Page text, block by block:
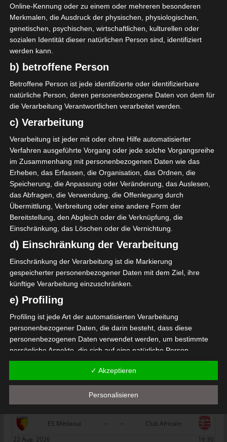
Union Sportive de
Tataouine (UST) 0
Stade du 7-Mars - Ben Guerdane
Espérance Sportive de Zarzis – Étoile Sportive du S
ahel Sousse (ESS)
Étoile Sportive de Métlaoui (ESM) – Club Athlétique
Bizertin (CAB)
Die nächsten Begegnungen
SPIELTAG 1
22 Aug. 2026
16:30
22 Aug. 2026
Stade Tunisien
- -
CS Sfax
22 Aug. 2026
16:30
-
22 Aug. 2026
16:30
ES Métlaoui
- -
Club Africain
22 Aug. 2026
16:30
Online-Kennung oder zu einem oder mehreren besonderen
Merkmalen, die Ausdruck der physischen, physiologischen,
genetischen, psychischen, wirtschaftlichen, kulturellen oder
sozialen Identität dieser natürlichen Person sind, identifiziert
werden kann.
b) betroffene Person
Betroffene Person ist jede identifizierte oder identifizierbare
natürliche Person, deren personenbezogene Daten von dem für
die Verarbeitung Verantwortlichen verarbeitet werden.
c) Verarbeitung
Verarbeitung ist jeder mit oder ohne Hilfe automatisierter
Verfahren ausgeführte Vorgang oder jede solche Vorgangsreihe
im Zusammenhang mit personenbezogenen Daten wie das
Erheben, das Erfassen, die Organisation, das Ordnen, die
Speicherung, die Anpassung oder Veränderung, das Auslesen,
das Abfragen, die Verwendung, die Offenlegung durch
Übermittlung, Verbreitung oder eine andere Form der
Bereitstellung, den Abgleich oder die Verknüpfung, die
Einschränkung, das Löschen oder die Vernichtung.
d) Einschränkung der Verarbeitung
Einschränkung der Verarbeitung ist die Markierung
gespeicherter personenbezogener Daten mit dem Ziel, ihre
künftige Verarbeitung einzuschränken.
e) Profiling
Profiling ist jede Art der automatisierten Verarbeitung
personenbezogener Daten, die darin besteht, dass diese
personenbezogenen Daten verwendet werden, um bestimmte
persönliche Aspekte, die sich auf eine natürliche Person
beziehen, zu bewerten, insbesondere, um Aspekte bezüglich
Arbeitsleistung, wirtschaftlicher Lage, Gesundheit, persönlicher
Vorlieben, Interessen, Zuverlässigkeit, Verhalten, Aufenthaltsort
oder Ortswechsel dieser natürlichen Person zu analysieren oder
vorherzusagen.
f) Pseudonymisierung
Pseudonymisierung ist die Verarbeitung personenbezogener
✓ Akzeptieren
Personalisieren